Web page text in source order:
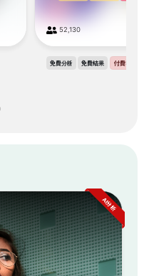
52,130
免費分析 免費結果 付費報告
AI分析